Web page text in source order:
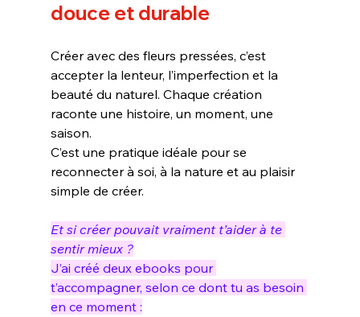
douce et durable
Créer avec des fleurs pressées, c’est
accepter la lenteur, l’imperfection et la
beauté du naturel. Chaque création
raconte une histoire, un moment, une
saison.
C’est une pratique idéale pour se
reconnecter à soi, à la nature et au plaisir
simple de créer.
Et si créer pouvait vraiment t’aider à te
sentir mieux ?
J’ai créé deux ebooks pour
t’accompagner, selon ce dont tu as besoin
en ce moment :